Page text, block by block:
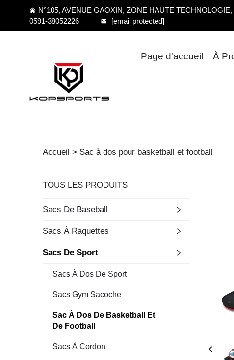
N°105, AVENUE GAOXIN, ZONE HAUTE
0591-38052226
[email protected]
Page d'accueil À
Accueil > Sac à dos pour basketball et football
TOUS LES PRODUITS
Sacs De Baseball
Sacs À Raquettes
Sacs De Sport
Sacs À Dos De Sport
Sacs Gym Sacoche
Sac À Dos De Basketball Et
De Football
Sacs À Cordon